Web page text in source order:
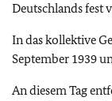
Deutschlands fest
In das kollektive
September 1939
An diesem Tag